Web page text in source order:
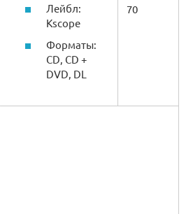
Лейбл:
Kscope
Форматы:
CD, CD +
DVD, DL
70